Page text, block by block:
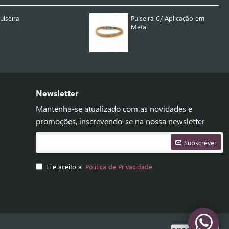
Pulseira C/ Aplicação em
Metal
Newsletter
Mantenha-se atualizado com as novidades e
promoções, inscrevendo-se na nossa newsletter
Subscrever
Li e aceito a Política de Privacidade